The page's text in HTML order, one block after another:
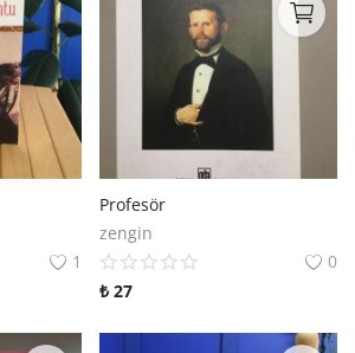
1
Profesör
zengin
0
₺27